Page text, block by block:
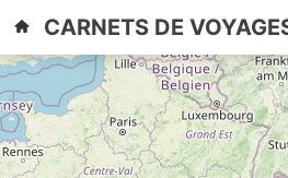
content
PrimaryCARNETS DE